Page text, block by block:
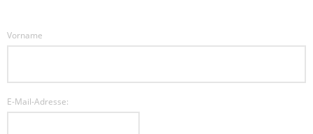
Vorname
E-Mail-Adresse: